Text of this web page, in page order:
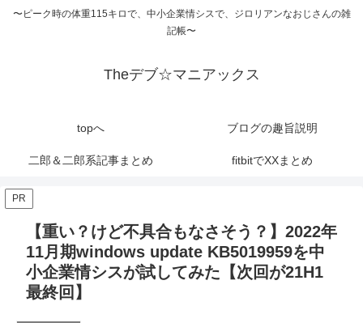
〜ピーク時の体重115キロで、中小企業情シスで、ジロリアンなおじさんの雑
記帳〜
Theデブ☆マニアックス
topへ ブログの趣旨説明
二郎＆二郎系記事まとめ fitbitでXXまとめ
PR
【重い？けど不具合もなさそう？】2022年
11月期windows update KB5019959を中
小企業情シスが試してみた【次回が21H1
最終回】